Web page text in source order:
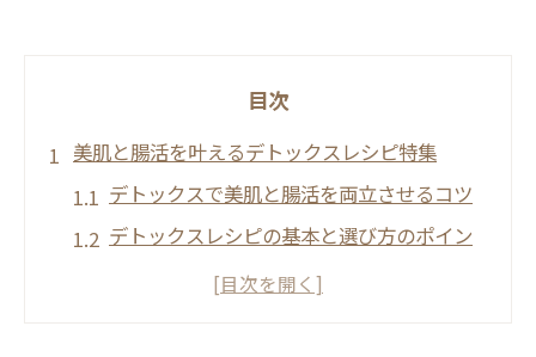
目次
美肌と腸活を叶えるデトックスレシピ特集
デトックスで美肌と腸活を両立させるコツ
デトックスレシピの基本と選び方のポイン